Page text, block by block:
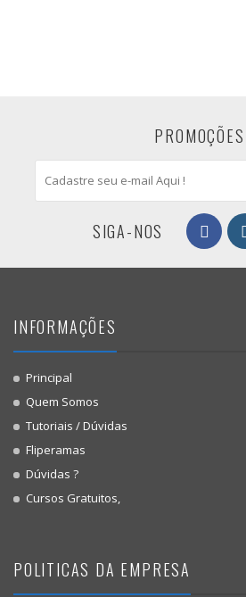
PROMOÇÕES
SIGA-NOS
INFORMAÇÕES
Principal
Quem Somos
Tutoriais / Dúvidas
Fliperamas
Dúvidas ?
Cursos Gratuitos,
POLITICAS DA EMPRESA